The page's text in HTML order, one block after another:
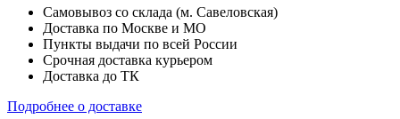
Самовывоз со склада (м. Савеловская)
Доставка по Москве и МО
Пункты выдачи по всей России
Срочная доставка курьером
Доставка до ТК
Подробнее о доставке